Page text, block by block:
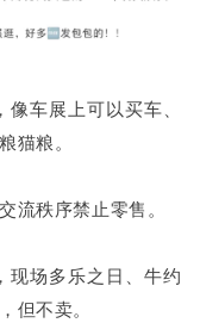
车展上可以买车、
猫粮。
流秩序禁止零售。
现场多乐之日、牛约
但不卖。